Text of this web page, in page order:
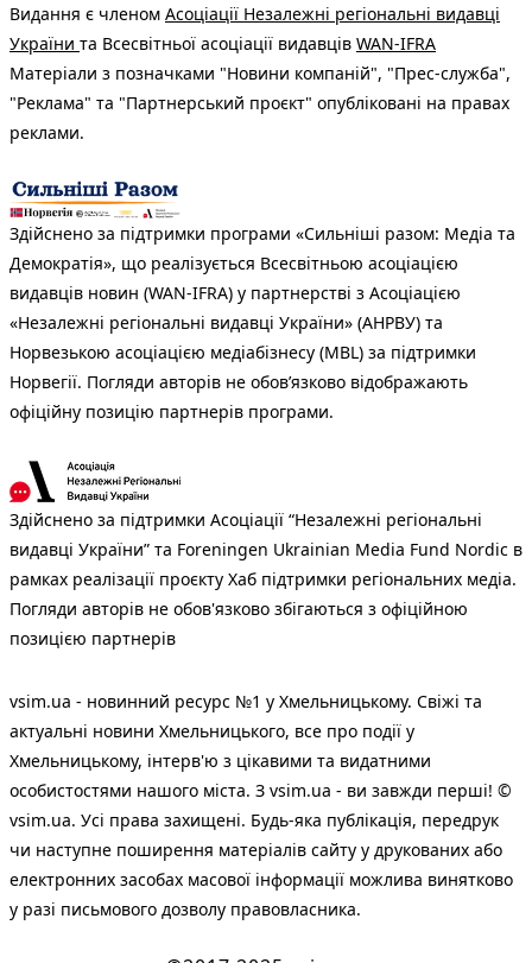
Видання є членом Асоціації Незалежні регіональні видавці
України та Всесвітньої асоціації видавців WAN-IFRA
Матеріали з позначками "Новини компаній", "Прес-служба",
"Реклама" та "Партнерський проєкт" опубліковані на правах
реклами.
Здійснено за підтримки програми «Сильніші разом: Медіа та
Демократія», що реалізується Всесвітньою асоціацією
видавців новин (WAN-IFRA) у партнерстві з Асоціацією
«Незалежні регіональні видавці України» (АНРВУ) та
Норвезькою асоціацією медіабізнесу (MBL) за підтримки
Норвегії. Погляди авторів не обов’язково відображають
офіційну позицію партнерів програми.
Здійснено за підтримки Асоціації “Незалежні регіональні
видавці України” та Foreningen Ukrainian Media Fund Nordic в
рамках реалізації проєкту Хаб підтримки регіональних медіа.
Погляди авторів не обов'язково збігаються з офіційною
позицією партнерів
vsim.ua - новинний ресурс №1 у Хмельницькому. Свіжі та
актуальні новини Хмельницького, все про події у
Хмельницькому, інтерв'ю з цікавими та видатними
особистостями нашого міста. З vsim.ua - ви завжди перші! ©
vsim.ua. Усі права захищені. Будь-яка публiкацiя, передрук
чи наступне поширення матеріалів сайту у друкованих або
електронних засобах масової інформації можлива винятково
у разі письмового дозволу правовласника.